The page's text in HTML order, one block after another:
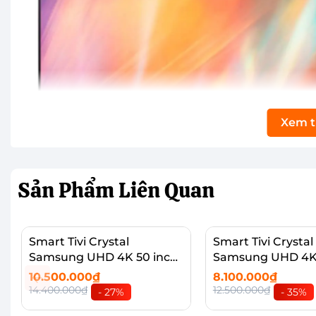
Kích cỡ 43 inch, thiết kế đẹp, lắp đặt được ở
Tivi Samsunglà sản phẩm tivi thông minh có thiết
người dùng dễ dàng lắp đặt tại bất kỳ đâu, đều
Xem
Sản PhẩmLiên Quan
Smart Tivi Crystal
Samsung UHD 4K 50 inch
UA50BU8000
10.500.000₫
14.400.000₫ - 27%
Smart Tivi Crystal
Samsung UHD
UA43BU8000
8.100.000₫
12.500.000₫ - 35%